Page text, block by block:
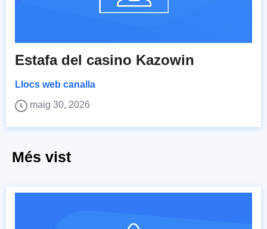
Estafa del casino Kazowin
Llocs web canalla
maig 30, 2026
Més vist